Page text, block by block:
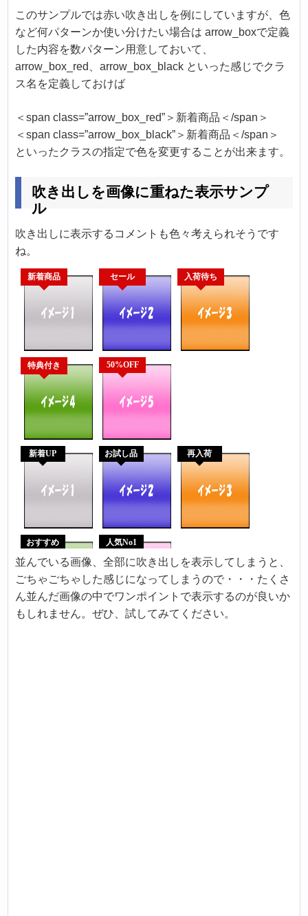
このサンプルでは赤い吹き出しを例にしていますが、色
など何パターンか使い分けたい場合は arrow_boxで定義
した内容を数パターン用意しておいて、
arrow_box_red、arrow_box_black といった感じでクラ
ス名を定義しておけば
＜span class=”arrow_box_red”＞新着商品＜/span＞
＜span class=”arrow_box_black”＞新着商品＜/span＞
といったクラスの指定で色を変更することが出来ます。
吹き出しを画像に重ねた表示サンプ
ル
吹き出しに表示するコメントも色々考えられそうです
ね。
並んでいる画像、全部に吹き出しを表示してしまうと、
ごちゃごちゃした感じになってしまうので・・・たくさ
ん並んだ画像の中でワンポイントで表示するのが良いか
もしれません。ぜひ、試してみてください。